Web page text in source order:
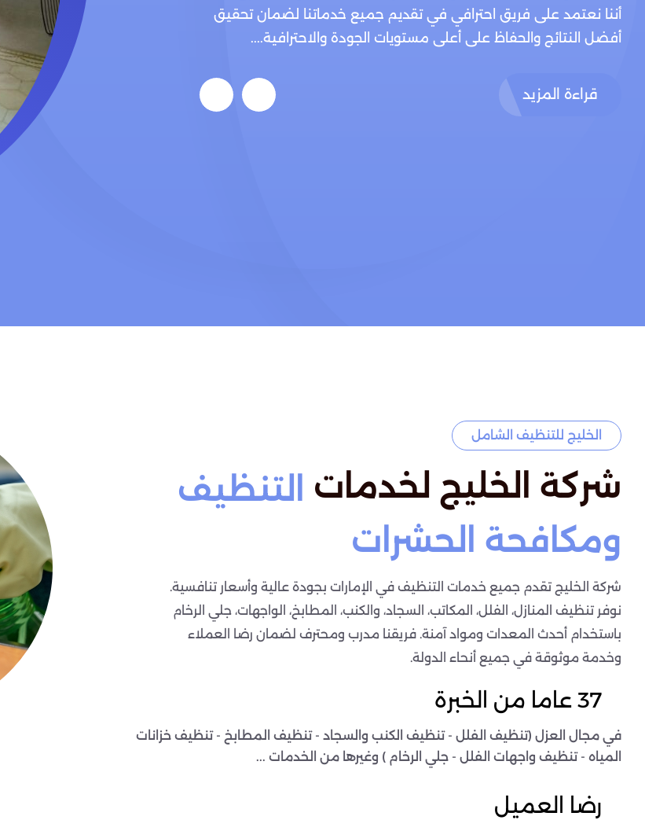
أننا نعتمد على فريق احترافي في تقديم جميع خدماتنا لضمان تحقيق
أفضل النتائج والحفاظ على أعلى مستويات الجودة والاحترافية....
قراءة المزيد
الخليج للتنظيف الشامل
شركة الخليج لخدمات
التنظيف
ومكافحة الحشرات
شركة الخليج تقدم جميع خدمات التنظيف في الإمارات بجودة عالية وأسعار تنافسية.
نوفر تنظيف المنازل، الفلل، المكاتب، السجاد، والكنب، المطابخ، الواجهات، جلي الرخام
باستخدام أحدث المعدات ومواد آمنة. فريقنا مدرب ومحترف لضمان رضا العملاء
وخدمة موثوقة في جميع أنحاء الدولة.
37 عاما من الخبرة
في مجال العزل (تنظيف الفلل - تنظيف الكنب والسجاد - تنظيف المطابخ - تنظيف خزانات
المياه - تنظيف واجهات الفلل - جلي الرخام ) وغيرها من الخدمات ...
رضا العميل